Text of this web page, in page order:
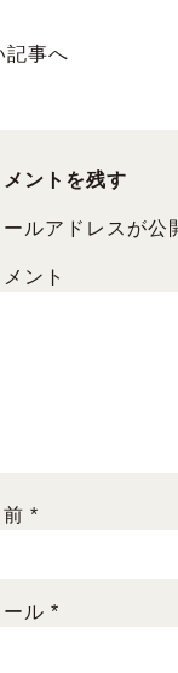
er
記事へ
メントを残す
ールアドレスが公
メント
前*
ール*